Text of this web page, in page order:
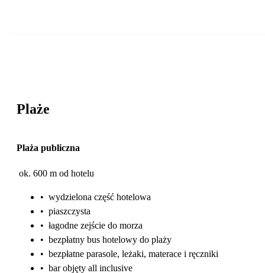
Plaże
Plaża publiczna
ok. 600 m od hotelu
• wydzielona część hotelowa
• piaszczysta
• łagodne zejście do morza
• bezpłatny bus hotelowy do plaży
• bezpłatne parasole, leżaki, materace i ręczniki
• bar objęty all inclusive